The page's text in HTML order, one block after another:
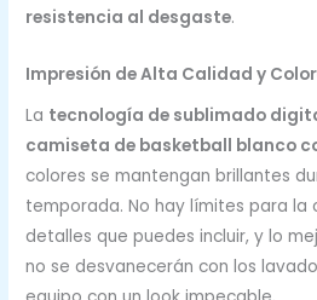
resistencia al desgaste.
Impresión de Alta Calidad y
La tecnología de sublimado
camiseta de basketball blanco
colores se mantengan brillantes
temporada. No hay límites para la
detalles que puedes incluir, y lo
no se desvanecerán con los